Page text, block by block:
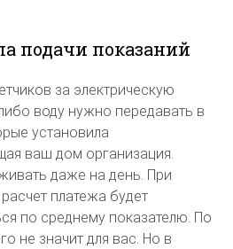
подачи показаний
за электрическую
воду нужно передавать в
установила
ваш дом организация.
даже на день. При
платежа будет
по среднему показателю. По
не значит для вас. Но в